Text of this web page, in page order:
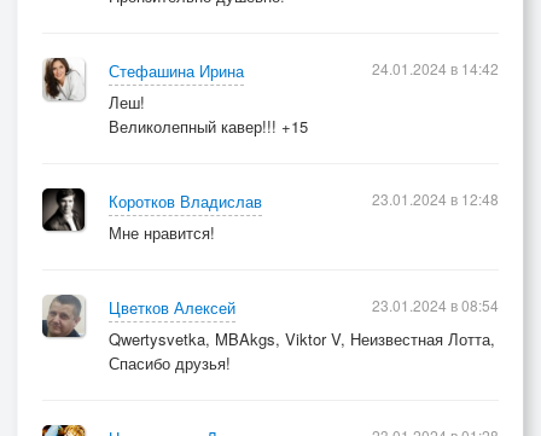
Стефашина Ирина
Леш!
Великолепный кавер!!! +15
24.01.2024 в 14:42
Коротков Владислав
Мне нравится!
23.01.2024 в 12:48
Цветков Алексей
Qwertysvetka, MBAkgs, Viktor V, Неизвестная Лотта,
Спасибо друзья!
23.01.2024 в 08:54